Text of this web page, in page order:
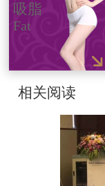
吸脂
Fat
相关阅读